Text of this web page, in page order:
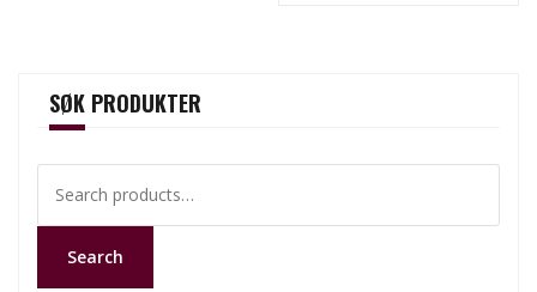
SØK PRODUKTER
for:
Search